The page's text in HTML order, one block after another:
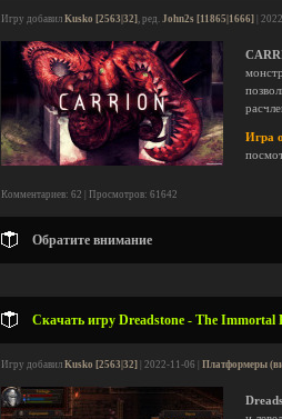
Игру добавил Kusko [2563|32], ред. John2s [11865|1666] |
Игра
Комментариев: 62 | Просмотров: 61642
Обратите внимание
Скачать игру Dreadstone - The Immortal
Игру добавил Kusko [2563|32] | 2022-11-06 | Платформеры